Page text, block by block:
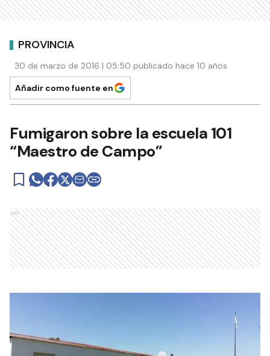
PROVINCIA
30 de marzo de 2016 | 05:50 publicado hace 10 años
Añadir como fuente en
Fumigaron sobre la escuela 101
“Maestro de Campo”
Ads